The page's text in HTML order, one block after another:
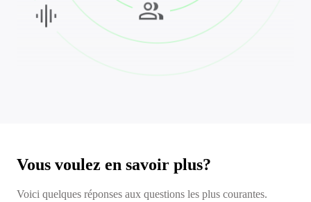
Vous voulez en savoir plus?
Voici quelques réponses aux questions les plus courantes.